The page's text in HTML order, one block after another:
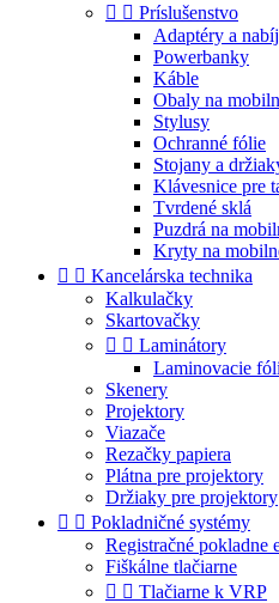
  Príslušenstvo
Adaptéry a
Powerbanky
Káble
Obaly na
Stylusy
Ochranné fólie
Stojany a
Klávesnice pre
Tvrdené sklá
Puzdrá na
Kryty na
  Kancelárska technika
Kalkulačky
Skartovačky
  Laminátory
Laminovacie
Skenery
Projektory
Viazače
Rezačky papiera
Plátna pre projektory
Držiaky pre projektory
  Pokladničné systémy
Registračné pokladne
Fiškálne tlačiarne
  Tlačiarne k VRP